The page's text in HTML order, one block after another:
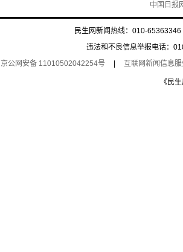
中国日报
民生网新闻热线：010-
违法和不良信息举报电话：
京公网安备 11010502042254号
互联网新闻信息
《民